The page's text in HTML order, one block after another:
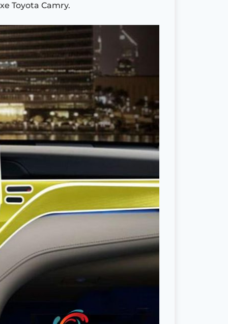
Toyota Camry.